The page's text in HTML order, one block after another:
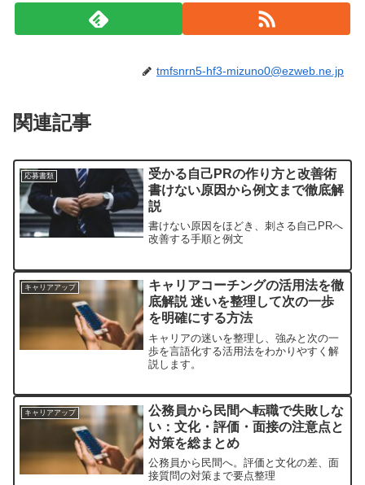
tmfsnrn5-hf3-mizuno0@ezweb.ne.jp
関連記事
応募書類
受かる自己PRの作り方と改善術
書けない原因から例文まで徹底解
説
書けない原因をほどき、刺さる自己PRへ
改善する手順と例文
キャリアアップ
キャリアコーチングの活用法を徹
底解説 迷いを整理して次の一歩
を明確にする方法
キャリアの迷いを整理し、強みと次の一
歩を言語化する活用法をわかりやすく解
説します。
キャリアアップ
公務員から民間へ転職で失敗しな
い：文化・評価・面接の注意点と
対策を総まとめ
公務員から民間へ。評価と文化の差、面
接質問の対策まで要点整理